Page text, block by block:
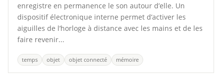
enregistre en permanence le son autour d’elle. Un
dispositif électronique interne permet d’activer les
aiguilles de l’horloge à distance avec les mains et de les
faire revenir...
temps objet objet connecté mémoire